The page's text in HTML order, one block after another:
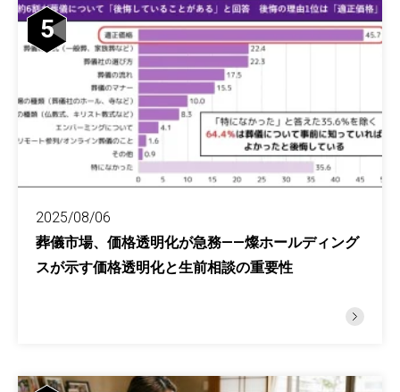
5
2025/08/06
葬儀市場、価格透明化が急務——燦ホールディング
スが示す価格透明化と生前相談の重要性